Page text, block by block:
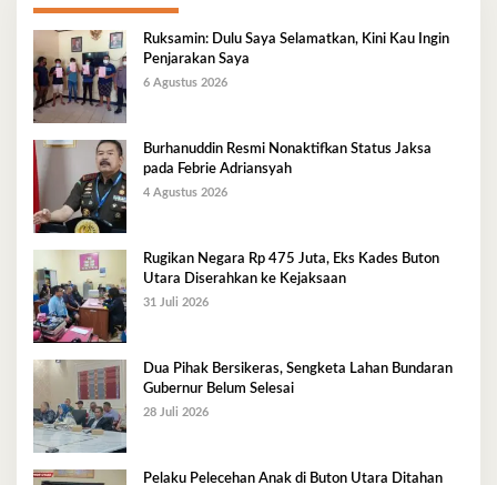
Ruksamin: Dulu Saya Selamatkan, Kini Kau Ingin
Penjarakan Saya
6 Agustus 2026
Burhanuddin Resmi Nonaktifkan Status Jaksa
pada Febrie Adriansyah
4 Agustus 2026
Rugikan Negara Rp 475 Juta, Eks Kades Buton
Utara Diserahkan ke Kejaksaan
31 Juli 2026
Dua Pihak Bersikeras, Sengketa Lahan Bundaran
Gubernur Belum Selesai
28 Juli 2026
Pelaku Pelecehan Anak di Buton Utara Ditahan